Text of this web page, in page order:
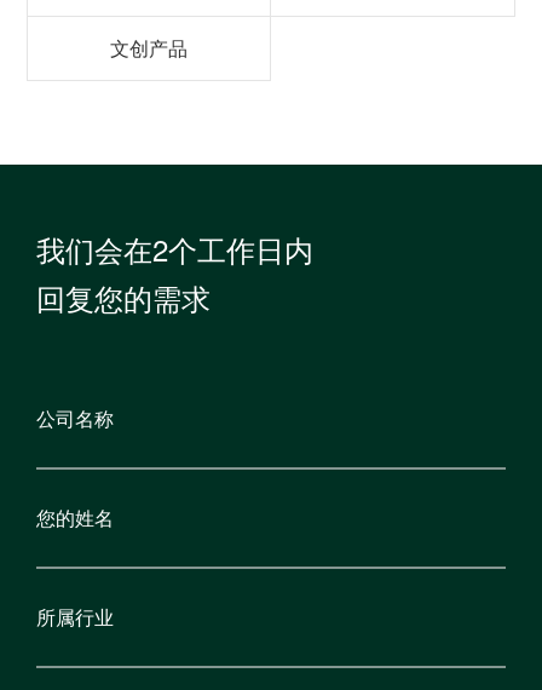
文创产品
我们会在2个工作日内
回复您的需求